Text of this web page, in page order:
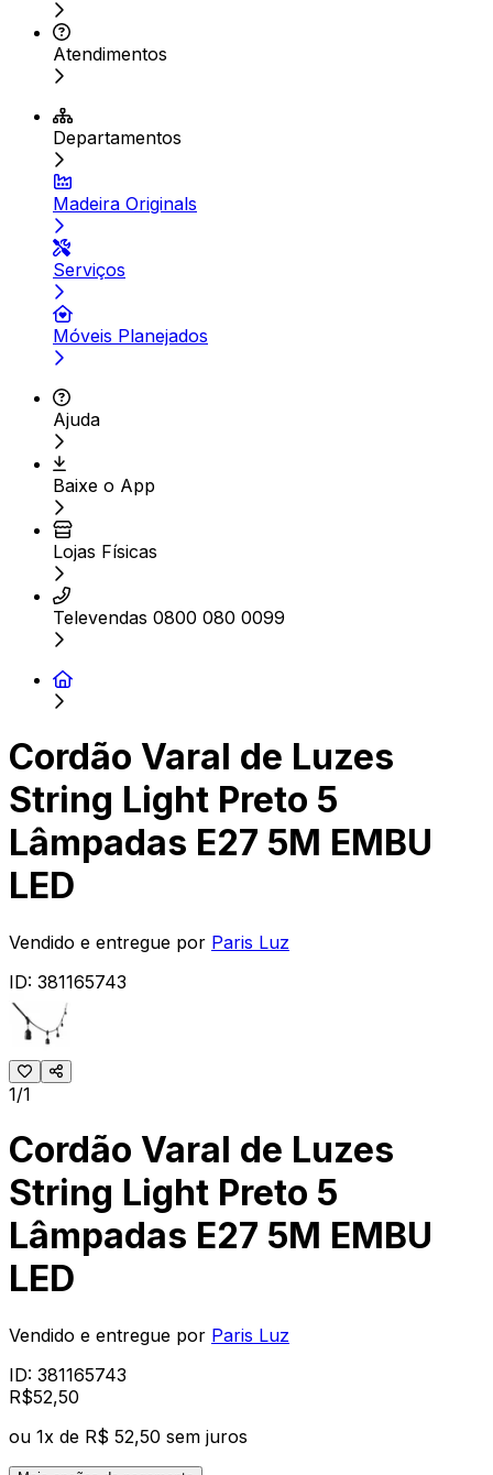
Atendimentos
Departamentos
Madeira Originals
Serviços
Móveis Planejados
Ajuda
Baixe o App
Lojas Físicas
Televendas 0800 080 0099
Cordão Varal de Luzes
String Light Preto 5
Lâmpadas E27 5M EMBU
LED
Vendido e entregue por Paris Luz
ID: 381165743
1/1
Cordão Varal de Luzes
String Light Preto 5
Lâmpadas E27 5M EMBU
LED
Vendido e entregue por Paris Luz
ID: 381165743
R$52,50
ou 1x de R$ 52,50 sem juros